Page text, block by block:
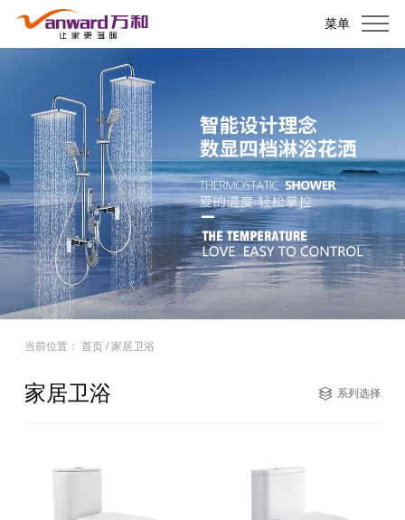
菜单
当前位置： 首页/ 家居卫浴
家居卫浴 系列选择